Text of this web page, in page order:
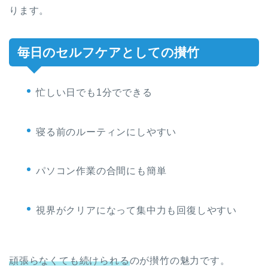
ります。
毎日のセルフケアとしての攅竹
忙しい日でも1分でできる
寝る前のルーティンにしやすい
パソコン作業の合間にも簡単
視界がクリアになって集中力も回復しやすい
頑張らなくても続けられるのが攅竹の魅力です。